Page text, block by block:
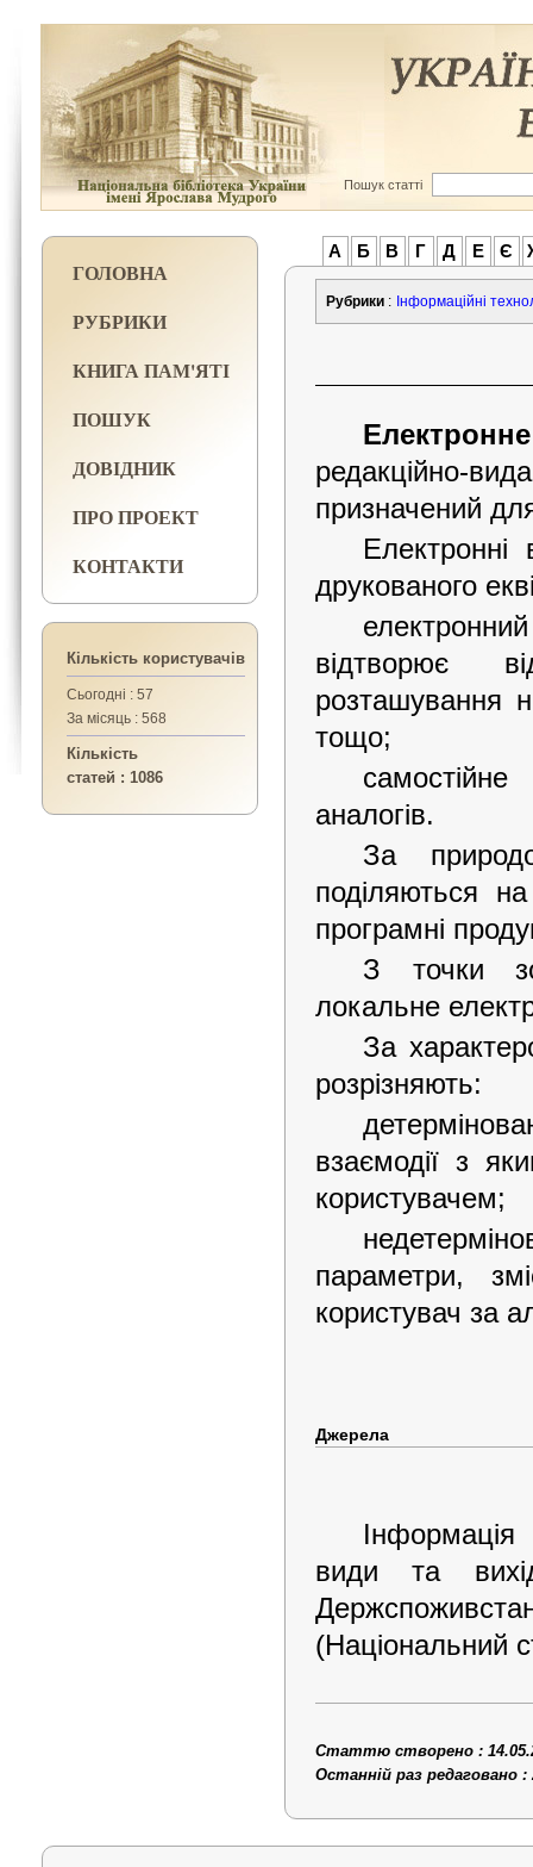
Пошук статті
ГОЛОВНА
РУБРИКИ
КНИГА ПАМ'ЯТІ
ПОШУК
ДОВІДНИК
ПРО ПРОЕКТ
КОНТАКТИ
Кількість користувачів
Сьогодні : 57
За місяць : 568
Кількість
статей : 1086
А Б В Г Д Е Є
Рубрики : Інформаційні
редакційно-
призначений
Електронні
друкованого
відтворює
розташування
тощо;
аналогів.
За
поділяються на
програмні
З точки
локальне
За
розрізняють:
взаємодії з
користувачем;
параметри,
користувач за
Джерела
види
та
Держспоживста
(Національний с
Статтю створено :
Останній раз редаговано :